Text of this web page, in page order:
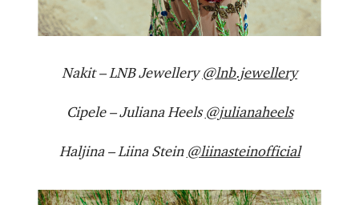
Nakit – LNB Jewellery@lnb.jewellery
Cipele – Juliana Heels@julianaheels
Haljina – Liina Stein @liinasteinofficial